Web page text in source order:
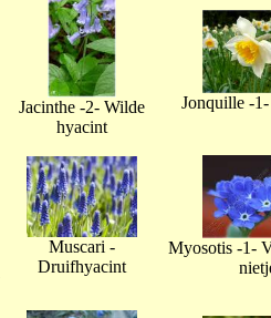
Jacinthe -2- Wilde
hyacint
Jonquille -
Muscari -
Druifhyacint
Myosotis -1-